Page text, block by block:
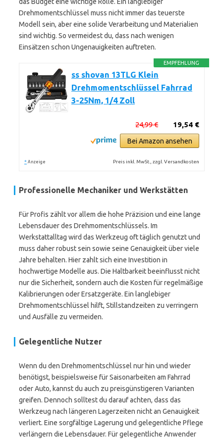
Drehmomentschlüssel muss nicht immer das teuerste
Modell sein, aber eine solide Verarbeitung und Materialien
sind wichtig. So vermeidest du, dass nach wenigen
Einsätzen schon Ungenauigkeiten auftreten.
EMPFEHLUNG
ss shovan 13TLG Klein
Drehmomentschlüssel Fahrrad
3-25Nm, 1/4 Zoll
19,54 €
24,99 €
Bei Amazon ansehen
* Anzeige Preis inkl. MwSt., zzgl. Versandkosten
Professionelle Mechaniker und Werkstätten
Für Profis zählt vor allem die hohe Präzision und eine lange
Lebensdauer des Drehmomentschlüssels. Im
Werkstattalltag wird das Werkzeug oft täglich genutzt und
muss daher robust sein sowie seine Genauigkeit über viele
Jahre behalten. Hier zahlt sich eine Investition in
hochwertige Modelle aus. Die Haltbarkeit beeinflusst nicht
nur die Sicherheit, sondern auch die Kosten für regelmäßige
Kalibrierungen oder Ersatzgeräte. Ein langlebiger
Drehmomentschlüssel hilft, Stillstandzeiten zu verringern
und Ausfälle zu vermeiden.
Gelegentliche Nutzer
Wenn du den Drehmomentschlüssel nur hin und wieder
benötigst, beispielsweise für Saisonarbeiten am Fahrrad
oder Auto, kannst du auch zu preisgünstigeren Varianten
greifen. Dennoch solltest du darauf achten, dass das
Werkzeug nach längeren Lagerzeiten nicht an Genauigkeit
verliert. Eine sorgfältige Lagerung und gelegentliche Pflege
verlängern die Lebensdauer. Für gelegentliche Anwender